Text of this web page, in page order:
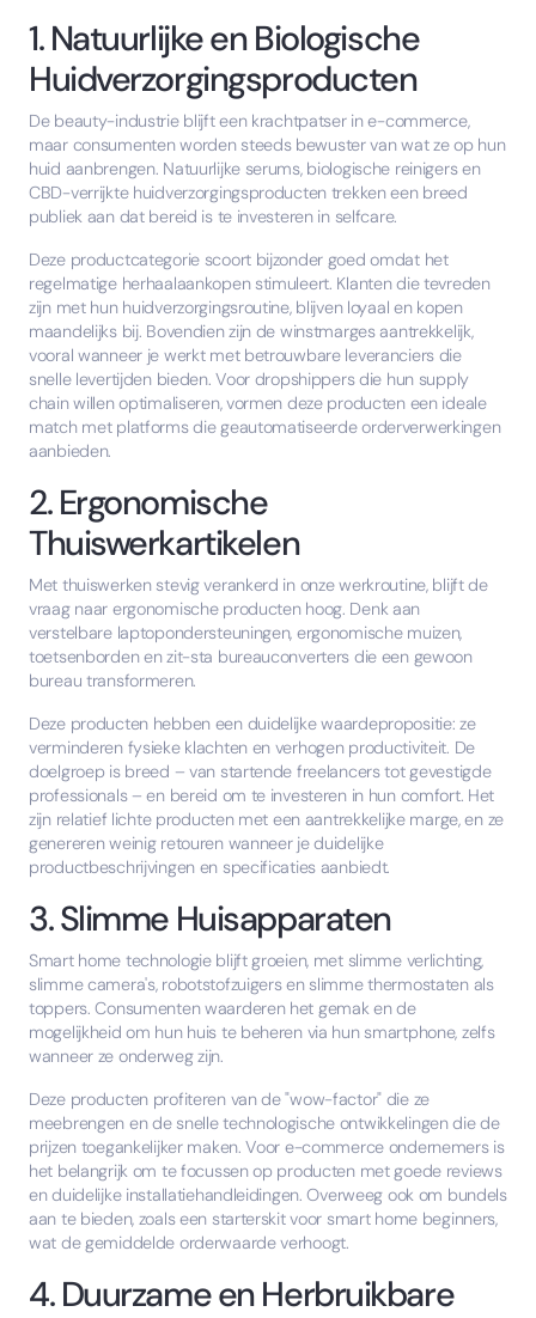
1. Natuurlijke en Biologische
Huidverzorgingsproducten
De beauty-industrie blijft een krachtpatser in e-commerce,
maar consumenten worden steeds bewuster van wat ze op hun
huid aanbrengen. Natuurlijke serums, biologische reinigers en
CBD-verrijkte huidverzorgingsproducten trekken een breed
publiek aan dat bereid is te investeren in selfcare.
Deze productcategorie scoort bijzonder goed omdat het
regelmatige herhaalaankopen stimuleert. Klanten die tevreden
zijn met hun huidverzorgingsroutine, blijven loyaal en kopen
maandelijks bij. Bovendien zijn de winstmarges aantrekkelijk,
vooral wanneer je werkt met betrouwbare leveranciers die
snelle levertijden bieden. Voor dropshippers die hun supply
chain willen optimaliseren, vormen deze producten een ideale
match met platforms die geautomatiseerde orderverwerkingen
aanbieden.
2. Ergonomische
Thuiswerkartikelen
Met thuiswerken stevig verankerd in onze werkroutine, blijft de
vraag naar ergonomische producten hoog. Denk aan
verstelbare laptopondersteuningen, ergonomische muizen,
toetsenborden en zit-sta bureauconverters die een gewoon
bureau transformeren.
Deze producten hebben een duidelijke waardepropositie: ze
verminderen fysieke klachten en verhogen productiviteit. De
doelgroep is breed – van startende freelancers tot gevestigde
professionals – en bereid om te investeren in hun comfort. Het
zijn relatief lichte producten met een aantrekkelijke marge, en ze
genereren weinig retouren wanneer je duidelijke
productbeschrijvingen en specificaties aanbiedt.
3. Slimme Huisapparaten
Smart home technologie blijft groeien, met slimme verlichting,
slimme camera's, robotstofzuigers en slimme thermostaten als
toppers. Consumenten waarderen het gemak en de
mogelijkheid om hun huis te beheren via hun smartphone, zelfs
wanneer ze onderweg zijn.
Deze producten profiteren van de "wow-factor" die ze
meebrengen en de snelle technologische ontwikkelingen die de
prijzen toegankelijker maken. Voor e-commerce ondernemers is
het belangrijk om te focussen op producten met goede reviews
en duidelijke installatiehandleidingen. Overweeg ook om bundels
aan te bieden, zoals een starterskit voor smart home beginners,
wat de gemiddelde orderwaarde verhoogt.
4. Duurzame en Herbruikbare